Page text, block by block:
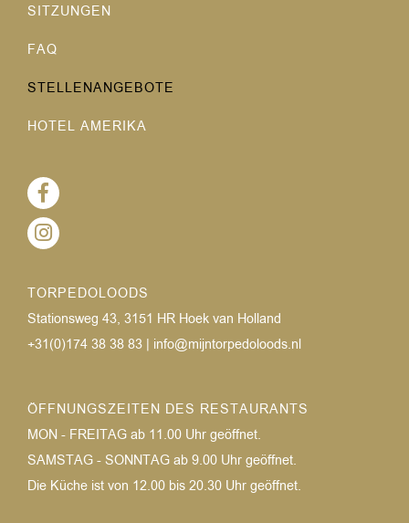
SITZUNGEN
FAQ
STELLENANGEBOTE
HOTEL AMERIKA
TORPEDOLOODS
Stationsweg 43, 3151 HR Hoek van Holland
+31(0)174 38 38 83 | info@mijntorpedoloods.nl
ÖFFNUNGSZEITEN DES RESTAURANTS
MON - FREITAGab 11.00 Uhr geöffnet.
SAMSTAG - SONNTAGab 9.00 Uhr geöffnet.
Die Küche ist von 12.00 bis 20.30 Uhr geöffnet.